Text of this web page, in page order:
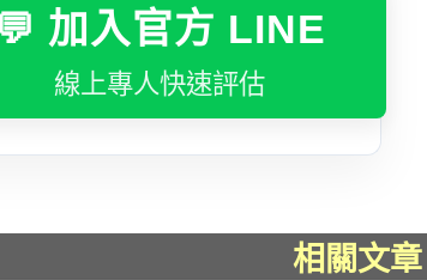
加入官方 LINE
線上專人快速評估
相關文章